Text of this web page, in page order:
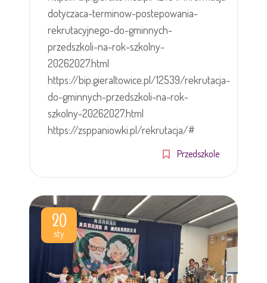
dotyczaca-terminow-postepowania-
rekrutacyjnego-do-gminnych-
przedszkoli-na-rok-szkolny-
20262027.html
https://bip.gieraltowice.pl/12539/rekrutacja-
do-gminnych-przedszkoli-na-rok-
szkolny-20262027.html
https://zsppaniowki.pl/rekrutacja/#
Przedszkole
20
sty